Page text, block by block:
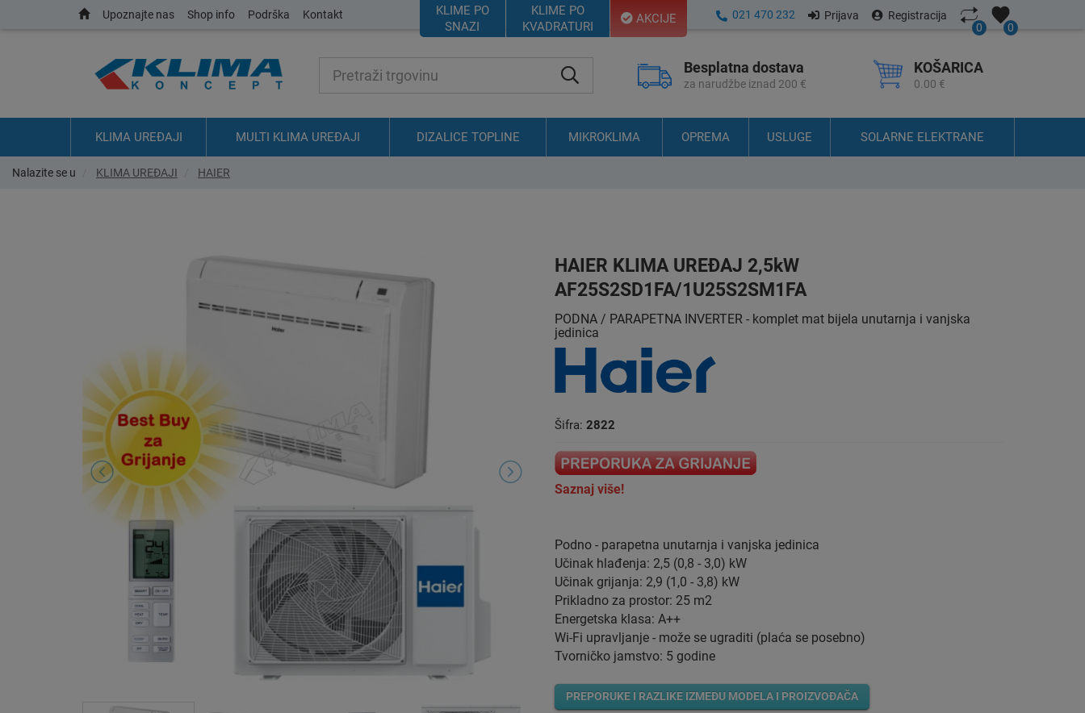
KLIME PO
SNAZI
KLIME PO
KVADRATURI
AKCIJE
Upoznajte nas Shop info Podrška Kontakt 021 470 232 Prijava
Registracija
0
0
Besplatna dostava
za narudžbe iznad 200 €
KOŠARICA
0.00 €
KLIMA UREĐAJI MULTI KLIMA UREĐAJI DIZALICE TOPLINE MIKROKLIMA OPREMA USLUGE SOLARNE ELEKTRANE
Nalazite se u KLIMA UREĐAJI HAIER
HAIER KLIMA UREĐAJ 2,5kW
AF25S2SD1FA/1U25S2SM1FA
PODNA / PARAPETNA INVERTER - komplet mat bijela unutarnja i vanjska
jedinica
Šifra: 2822
Saznaj više!
Podno - parapetna unutarnja i vanjska jedinica
Učinak hlađenja: 2,5 (0,8 - 3,0) kW
Učinak grijanja: 2,9 (1,0 - 3,8) kW
Prikladno za prostor: 25 m2
Energetska klasa: A++
Wi-Fi upravljanje - može se ugraditi (plaća se posebno)
Tvorničko jamstvo: 5 godine
PREPORUKE I RAZLIKE IZMEĐU MODELA I PROIZVOĐAČA